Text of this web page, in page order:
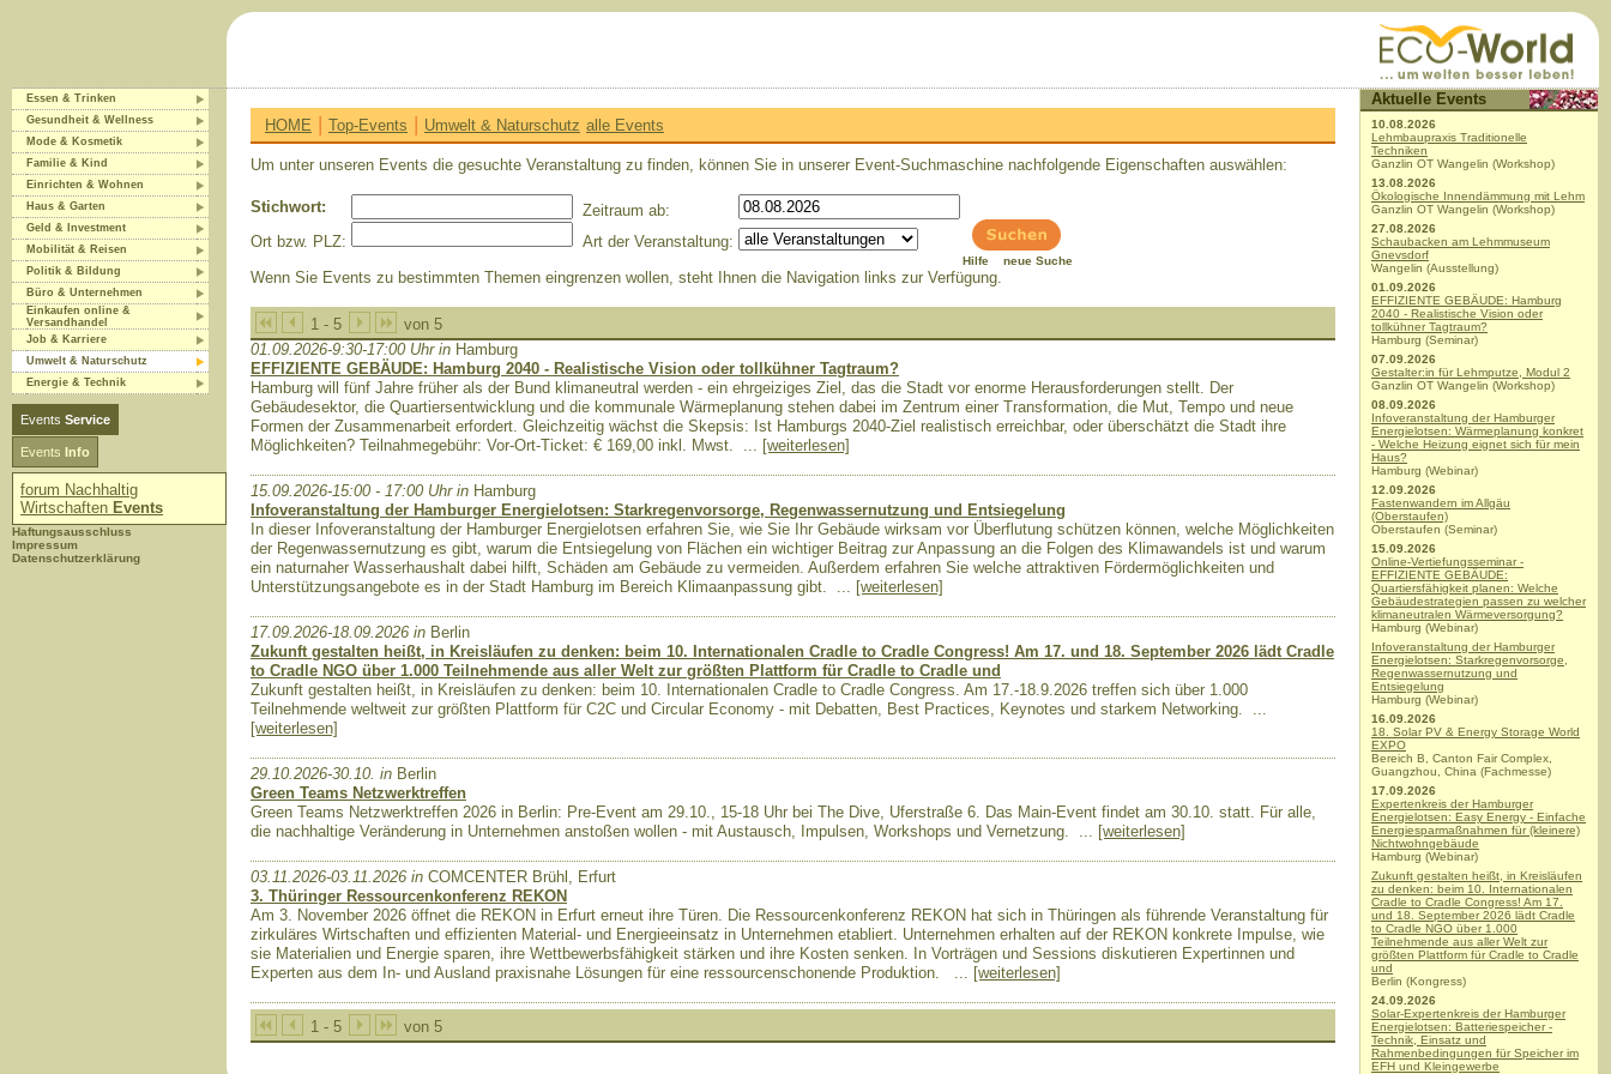
Essen & Trinken
Gesundheit & Wellness
Mode & Kosmetik
Familie & Kind
Einrichten & Wohnen
Haus & Garten
Geld & Investment
Mobilität & Reisen
Politik & Bildung
Büro & Unternehmen
Einkaufen online &
Versandhandel
Job & Karriere
Umwelt & Naturschutz
Energie & Technik
Events Service
Events Info
forum Nachhaltig
Wirtschaften Events
Haftungsausschluss
Impressum
Datenschutzerklärung
HOME | Top-Events | Umwelt & Naturschutz alle Events
Um unter unseren Events die gesuchte Veranstaltung zu finden, können Sie in unserer Event-Suchmaschine nachfolgende Eigenschaften auswählen:
Stichwort:
Zeitraum ab:
Ort bzw. PLZ:
Art der Veranstaltung:
Hilfe neue Suche
Wenn Sie Events zu bestimmten Themen eingrenzen wollen, steht Ihnen die Navigation links zur Verfügung.
1 - 5
von 5
01.09.2026-9:30-17:00 Uhr in Hamburg
EFFIZIENTE GEBÄUDE: Hamburg 2040 - Realistische Vision oder tollkühner Tagtraum?
Hamburg will fünf Jahre früher als der Bund klimaneutral werden - ein ehrgeiziges Ziel, das die Stadt vor enorme Herausforderungen stellt. Der
Gebäudesektor, die Quartiersentwicklung und die kommunale Wärmeplanung stehen dabei im Zentrum einer Transformation, die Mut, Tempo und neue
Formen der Zusammenarbeit erfordert. Gleichzeitig wächst die Skepsis: Ist Hamburgs 2040-Ziel realistisch erreichbar, oder überschätzt die Stadt ihre
Möglichkeiten? Teilnahmegebühr: Vor-Ort-Ticket: € 169,00 inkl. Mwst. ... [weiterlesen]
15.09.2026-15:00 - 17:00 Uhr in Hamburg
Infoveranstaltung der Hamburger Energielotsen: Starkregenvorsorge, Regenwassernutzung und Entsiegelung
In dieser Infoveranstaltung der Hamburger Energielotsen erfahren Sie, wie Sie Ihr Gebäude wirksam vor Überflutung schützen können, welche Möglichkeiten
der Regenwassernutzung es gibt, warum die Entsiegelung von Flächen ein wichtiger Beitrag zur Anpassung an die Folgen des Klimawandels ist und warum
ein naturnaher Wasserhaushalt dabei hilft, Schäden am Gebäude zu vermeiden. Außerdem erfahren Sie welche attraktiven Fördermöglichkeiten und
Unterstützungsangebote es in der Stadt Hamburg im Bereich Klimaanpassung gibt. ... [weiterlesen]
17.09.2026-18.09.2026 in Berlin
Zukunft gestalten heißt, in Kreisläufen zu denken: beim 10. Internationalen Cradle to Cradle Congress! Am 17. und 18. September 2026 lädt Cradle
to Cradle NGO über 1.000 Teilnehmende aus aller Welt zur größten Plattform für Cradle to Cradle und
Zukunft gestalten heißt, in Kreisläufen zu denken: beim 10. Internationalen Cradle to Cradle Congress. Am 17.-18.9.2026 treffen sich über 1.000
Teilnehmende weltweit zur größten Plattform für C2C und Circular Economy - mit Debatten, Best Practices, Keynotes und starkem Networking. ...
[weiterlesen]
29.10.2026-30.10. in Berlin
Green Teams Netzwerktreffen
Green Teams Netzwerktreffen 2026 in Berlin: Pre-Event am 29.10., 15-18 Uhr bei The Dive, Uferstraße 6. Das Main-Event findet am 30.10. statt. Für alle,
die nachhaltige Veränderung in Unternehmen anstoßen wollen - mit Austausch, Impulsen, Workshops und Vernetzung. ... [weiterlesen]
03.11.2026-03.11.2026 in COMCENTER Brühl, Erfurt
3. Thüringer Ressourcenkonferenz REKON
Am 3. November 2026 öffnet die REKON in Erfurt erneut ihre Türen. Die Ressourcenkonferenz REKON hat sich in Thüringen als führende Veranstaltung für
zirkuläres Wirtschaften und effizienten Material- und Energieeinsatz in Unternehmen etabliert. Unternehmen erhalten auf der REKON konkrete Impulse, wie
sie Materialien und Energie sparen, ihre Wettbewerbsfähigkeit stärken und ihre Kosten senken. In Vorträgen und Sessions diskutieren Expertinnen und
Experten aus dem In- und Ausland praxisnahe Lösungen für eine ressourcenschonende Produktion.
... [weiterlesen]
1 - 5 von 5
Aktuelle Events
10.08.2026
Lehmbaupraxis Traditionelle
Techniken
Ganzlin OT Wangelin (Workshop)
13.08.2026
Ökologische Innendämmung mit Lehm
Ganzlin OT Wangelin (Workshop)
27.08.2026
Schaubacken am Lehmmuseum
Gnevsdorf
Wangelin (Ausstellung)
01.09.2026
EFFIZIENTE GEBÄUDE: Hamburg
2040 - Realistische Vision oder
tollkühner Tagtraum?
Hamburg (Seminar)
07.09.2026
Gestalter:in für Lehmputze, Modul 2
Ganzlin OT Wangelin (Workshop)
08.09.2026
Infoveranstaltung der Hamburger
Energielotsen: Wärmeplanung konkret
- Welche Heizung eignet sich für mein
Haus?
Hamburg (Webinar)
12.09.2026
Fastenwandern im Allgäu
(Oberstaufen)
Oberstaufen (Seminar)
15.09.2026
Online-Vertiefungsseminar -
EFFIZIENTE GEBÄUDE:
Quartiersfähigkeit planen: Welche
Gebäudestrategien passen zu welcher
klimaneutralen Wärmeversorgung?
Hamburg (Webinar)
Infoveranstaltung der Hamburger
Energielotsen: Starkregenvorsorge,
Regenwassernutzung und
Entsiegelung
Hamburg (Webinar)
16.09.2026
18. Solar PV & Energy Storage World
EXPO
Bereich B, Canton Fair Complex,
Guangzhou, China (Fachmesse)
17.09.2026
Expertenkreis der Hamburger
Energielotsen: Easy Energy - Einfache
Energiesparmaßnahmen für (kleinere)
Nichtwohngebäude
Hamburg (Webinar)
Zukunft gestalten heißt, in Kreisläufen
zu denken: beim 10. Internationalen
Cradle to Cradle Congress! Am 17.
und 18. September 2026 lädt Cradle
to Cradle NGO über 1.000
Teilnehmende aus aller Welt zur
größten Plattform für Cradle to Cradle
und
Berlin (Kongress)
24.09.2026
Solar-Expertenkreis der Hamburger
Energielotsen: Batteriespeicher -
Technik, Einsatz und
Rahmenbedingungen für Speicher im
EFH und Kleingewerbe